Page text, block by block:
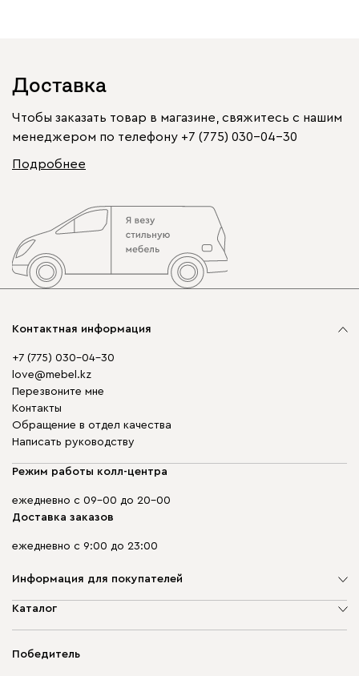
Доставка
Чтобы заказать товар в магазине, свяжитесь с нашим
менеджером по телефону +7 (775) 030-04-30
Подробнее
Контактная информация
+7 (775) 030-04-30
love@mebel.kz
Перезвоните мне
Контакты
Обращение в отдел качества
Написать руководству
Режим работы колл-центра
ежедневно с 09-00 до 20-00
Доставка заказов
ежедневно с 9:00 до 23:00
Информация для покупателей
О компании
Гарантия
Каталог
Корпусная мебель
Победитель